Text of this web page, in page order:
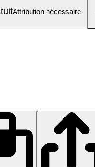
Attribution nécessaire